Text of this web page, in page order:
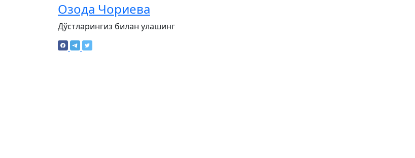
Озода Чориева
Дўстларингиз билан улашинг